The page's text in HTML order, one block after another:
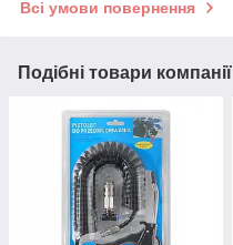
Всі умови повернення
Подібні товари компанії